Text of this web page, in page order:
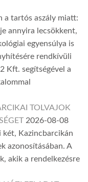
a tartós aszály miatt:
annyira lecsökkent,
egyensúlya is
rendkívüli
Kft. segítségével a
TOLVAJOK
2026-08-08
két, Kazincbarcikán
azonosításában. A
akik a rendelkezésre